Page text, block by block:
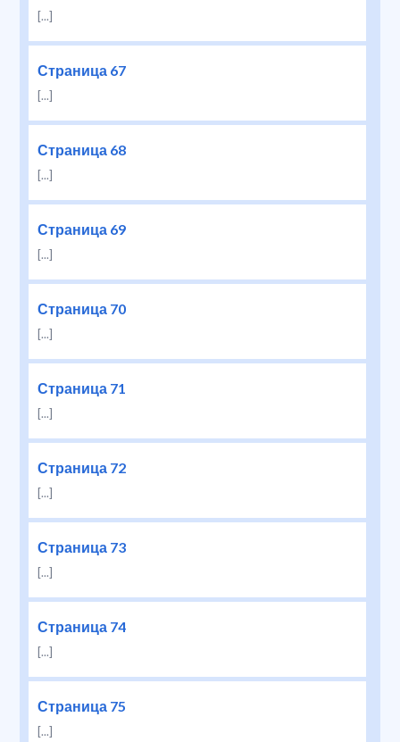
[...]
Страница 67
[...]
Страница 68
[...]
Страница 69
[...]
Страница 70
[...]
Страница 71
[...]
Страница 72
[...]
Страница 73
[...]
Страница 74
[...]
Страница 75
[...]